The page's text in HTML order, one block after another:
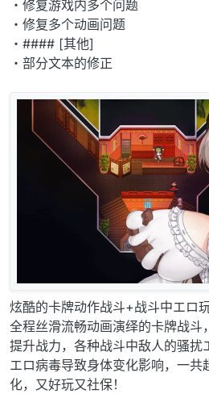
・修复游戏内多个问题
・修复多个动画问题
・#### [其他]
・部分文本的修正
炫酷的卡牌动作战斗+战斗中エロ玩
全程丝滑流畅动画演绎的卡牌战斗
提升战力，各种战斗中敌人的骚扰
エロ病毒导致身体变化影响，一
化，又好玩又社保！